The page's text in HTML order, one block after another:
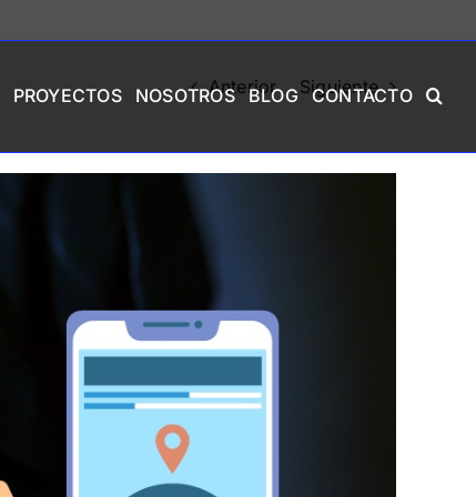
PROYECTOS NOSOTROS BLOG CONTACTO
Anterior Siguiente